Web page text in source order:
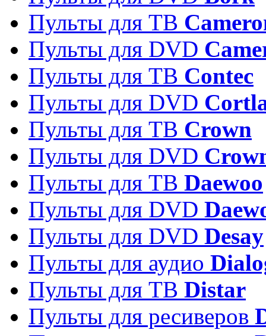
Пульты для ТВ
Пульты для DVD
Пульты для ТВ Contec
Пульты для DVD
Пульты для ТВ Crown
Пульты для DVD
Пульты для ТВ Daewoo
Пульты для DVD
Пульты для DVD Desay
Пульты для аудио
Пульты для ТВ Distar
Пульты для ресиверов